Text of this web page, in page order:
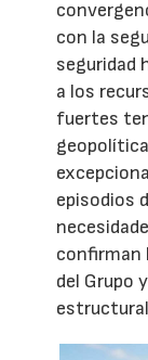
con la
seguridad
a los
fuertes
episodios
confirman
del Grupo